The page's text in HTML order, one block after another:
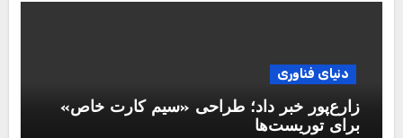
دنیای فناوری
زارع‌پور خبر داد؛ طراحی «سیم کارت خاص»
برای توریست‌ها